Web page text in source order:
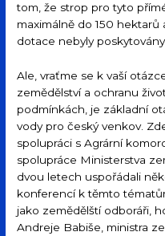
tom, že strop pro tyto
maximálně do 150
dotace nebyly poskytovány.
Ale, vraťme se k vaší
zemědělství a ochranu
podmínkách, je základní
vody pro český venkov.
spolupráci s Agrární
spolupráce Ministerstva
dvou letech uspořádali
konferencí k těmto
jako zemědělští odboráři,
Andreje Babiše, ministra